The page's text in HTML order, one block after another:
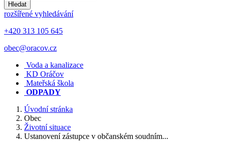
Hledat
rozšířené vyhledávání
+420 313 105 645
obec@oracov.cz
Voda a kanalizace
KD Oráčov
Mateřská škola
ODPADY
Úvodní stránka
Obec
Životní situace
Ustanovení zástupce v občanském soudním...